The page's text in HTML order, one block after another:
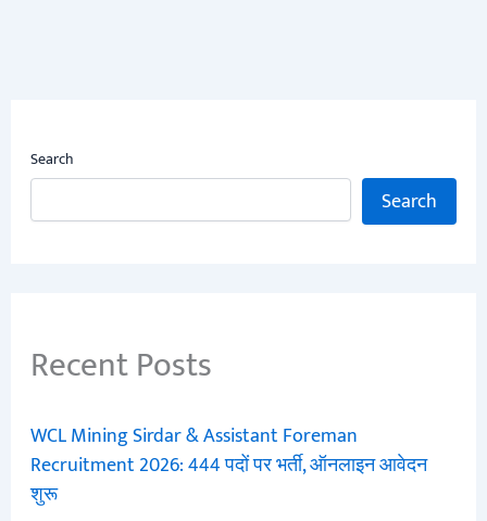
Search
Search
Recent Posts
WCL Mining Sirdar & Assistant Foreman
Recruitment 2026: 444 पदों पर भर्ती, ऑनलाइन आवेदन
शुरू